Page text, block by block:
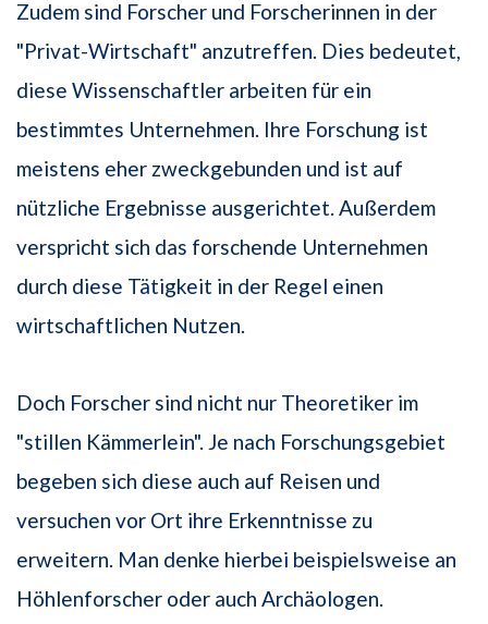
Zudem sind Forscher und Forscherinnen in der
"Privat-Wirtschaft" anzutreffen. Dies bedeutet,
diese Wissenschaftler arbeiten für ein
bestimmtes Unternehmen. Ihre Forschung ist
meistens eher zweckgebunden und ist auf
nützliche Ergebnisse ausgerichtet. Außerdem
verspricht sich das forschende Unternehmen
durch diese Tätigkeit in der Regel einen
wirtschaftlichen Nutzen.
Doch Forscher sind nicht nur Theoretiker im
"stillen Kämmerlein". Je nach Forschungsgebiet
begeben sich diese auch auf Reisen und
versuchen vor Ort ihre Erkenntnisse zu
erweitern. Man denke hierbei beispielsweise an
Höhlenforscher oder auch Archäologen.